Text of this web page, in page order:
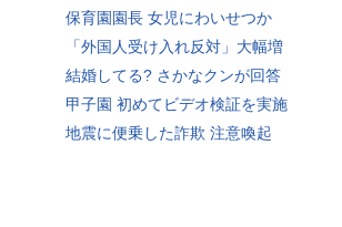
保育園園長 女児にわいせつか
「外国人受け入れ反対」大幅増
結婚してる? さかなクンが回答
甲子園 初めてビデオ検証を実施
地震に便乗した詐欺 注意喚起